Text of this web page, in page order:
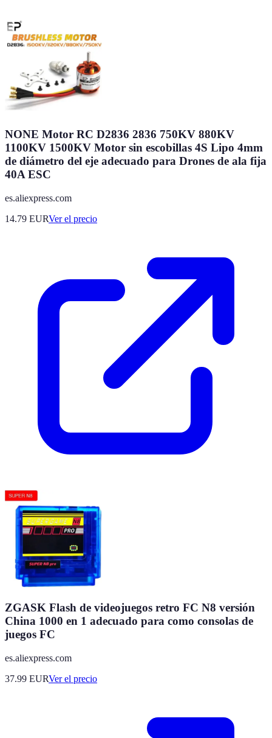
NONE Motor RC D2836 2836 750KV 880KV
1100KV 1500KV Motor sin escobillas 4S Lipo 4mm
de diámetro del eje adecuado para Drones de ala fija
40A ESC
es.aliexpress.com
14.79 EURVer el precio
ZGASK Flash de videojuegos retro FC N8 versión
China 1000 en 1 adecuado para como consolas de
juegos FC
es.aliexpress.com
37.99 EURVer el precio